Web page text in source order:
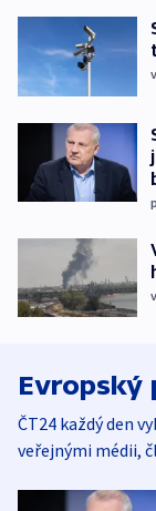
Evropský
ČT24 každý den
veřejnými médii,